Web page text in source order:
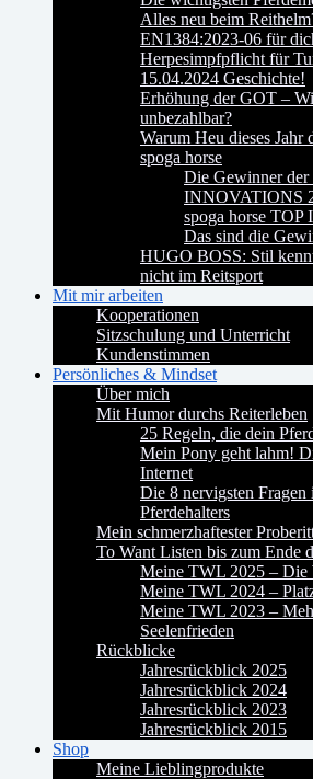
Alles neu beim
EN1384:2023-06 für
Herpesimpfpflicht für
15.04.2024 Geschichte!
Erhöhung der GOT –
unbezahlbar?
Warum Heu dieses Jahr
spoga horse
Die Gewinner der
INNOVATIONS
spoga horse
Das sind die
HUGO BOSS: Stil
nicht im Reitsport
Mit mir arbeiten
Kooperationen
Sitzschulung und Unterricht
Kundenstimmen
Persönliches & Mindset
Über mich
Mit Humor durchs Reiterleben
25 Regeln, die dein
Mein Pony geht lahm!
Internet
Die 8 nervigsten Fragen
Pferdehalters
Mein schmerzhaftester
To Want Listen bis zum Ende
Meine TWL 2025 – Die
Meine TWL 2024 –
Meine TWL 2023 –
Seelenfrieden
Rückblicke
Jahresrückblick 2025
Jahresrückblick 2024
Jahresrückblick 2023
Jahresrückblick 2015
Shop
Meine Lieblingprodukte